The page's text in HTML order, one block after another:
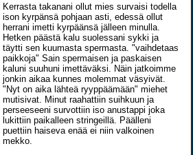
Kerrasta takanani ollut mies survaisi todella
ison kyrpänsä pohjaan asti, edessä ollut
herrani imetti kyrpäänsä jälleen minulla.
Hetken päästä kalu suolessani sykki ja
täytti sen kuumasta spermasta. "vaihdetaas
paikkoja" Sain spermaisen ja paskaisen
kaluni suuhuni imettäväksi. Näin jatkoimme
jonkin aikaa kunnes molemmat väsyivät.
"Nyt on aika lähteä ryyppäämään" miehet
mutisivat. Minut raahattiin suihkuun ja
perseeseeni survottiin iso anustappi joka
lukittiin paikalleen stringeillä. Päälleni
puettiin haiseva enää ei niin valkoinen
mekko.